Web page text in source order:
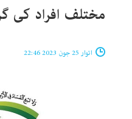
مختلف افراد کی
اتوار 25 جون 2023 22:46